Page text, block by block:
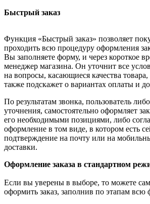
Быстрый заказ
Функция «Быстрый заказ» позволяет
проходить всю процедуру оформления
Вы заполняете форму, и через короткое
менеджер магазина. Он уточнит все
на вопросы, касающиеся качества
также подскажет о вариантах оплаты и
По результатам звонка, пользователь
уточнения, самостоятельно оформляет
его необходимыми позициями, либо
оформление в том виде, в котором есть
подтверждение на почту или на
доставки.
Оформление заказа в стандартном
Если вы уверены в выборе, то можете
оформить заказ, заполнив по этапам всю